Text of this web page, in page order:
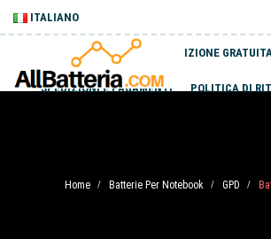
ITALIANO
SPEDIZIONE
SPEDIZIONI E PAGAMENTI POLITICA DI
Home / Batterie Per Notebook / GPD /